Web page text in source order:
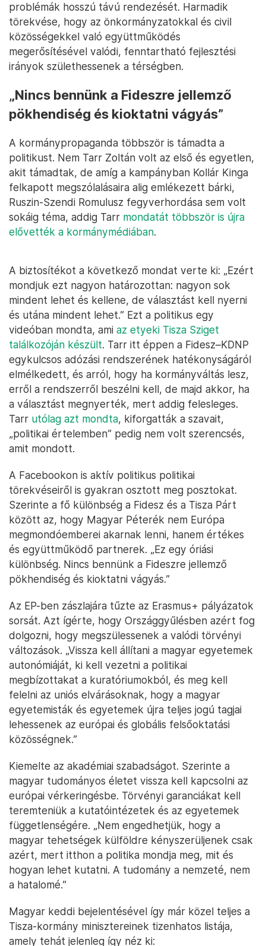
problémák hosszú távú rendezését. Harmadik
törekvése, hogy az önkormányzatokkal és civil
közösségekkel való együttműködés
megerősítésével valódi, fenntartható fejlesztési
irányok születhessenek a térségben.
„Nincs bennünk a Fideszre jellemző
pökhendiség és kioktatni vágyás”
A kormánypropaganda többször is támadta a
politikust. Nem Tarr Zoltán volt az első és egyetlen,
akit támadtak, de amíg a kampányban Kollár Kinga
felkapott megszólalásaira alig emlékezett bárki,
Ruszin-Szendi Romulusz fegyverhordása sem volt
sokáig téma, addig Tarr mondatát többször is újra
elővették a kormánymédiában.
A biztosítékot a következő mondat verte ki: „Ezért
mondjuk ezt nagyon határozottan: nagyon sok
mindent lehet és kellene, de választást kell nyerni
és utána mindent lehet.” Ezt a politikus egy
videóban mondta, ami az etyeki Tisza Sziget
találkozóján készült. Tarr itt éppen a Fidesz–KDNP
egykulcsos adózási rendszerének hatékonyságáról
elmélkedett, és arról, hogy ha kormányváltás lesz,
erről a rendszerről beszélni kell, de majd akkor, ha
a választást megnyerték, mert addig felesleges.
Tarr utólag azt mondta, kiforgatták a szavait,
„politikai értelemben” pedig nem volt szerencsés,
amit mondott.
A Facebookon is aktív politikus politikai
törekvéseiről is gyakran osztott meg posztokat.
Szerinte a fő különbség a Fidesz és a Tisza Párt
között az, hogy Magyar Péterék nem Európa
megmondóemberei akarnak lenni, hanem értékes
és együttműködő partnerek. „Ez egy óriási
különbség. Nincs bennünk a Fideszre jellemző
pökhendiség és kioktatni vágyás.”
Az EP-ben zászlajára tűzte az Erasmus+ pályázatok
sorsát. Azt ígérte, hogy Országgyűlésben azért fog
dolgozni, hogy megszülessenek a valódi törvényi
változások. „Vissza kell állítani a magyar egyetemek
autonómiáját, ki kell vezetni a politikai
megbízottakat a kuratóriumokból, és meg kell
felelni az uniós elvárásoknak, hogy a magyar
egyetemisták és egyetemek újra teljes jogú tagjai
lehessenek az európai és globális felsőoktatási
közösségnek.”
Kiemelte az akadémiai szabadságot. Szerinte a
magyar tudományos életet vissza kell kapcsolni az
európai vérkeringésbe. Törvényi garanciákat kell
teremteniük a kutatóintézetek és az egyetemek
függetlenségére. „Nem engedhetjük, hogy a
magyar tehetségek külföldre kényszerüljenek csak
azért, mert itthon a politika mondja meg, mit és
hogyan lehet kutatni. A tudomány a nemzeté, nem
a hatalomé.”
Magyar keddi bejelentésével így már közel teljes a
Tisza-kormány minisztereinek tizenhatos listája,
amely tehát jelenleg így néz ki: